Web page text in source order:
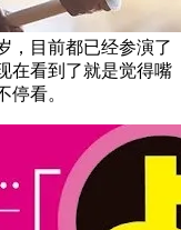
，目前都已经参演了
在看到了就是觉得嘴
停看。